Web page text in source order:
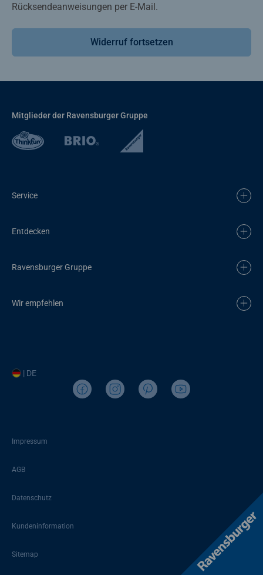
Rücksendeanweisungen per E-Mail.
Widerruf fortsetzen
Mitglieder der Ravensburger Gruppe
Service
Entdecken
Ravensburger Gruppe
Wir empfehlen
| DE
Impressum
AGB
Datenschutz
Kundeninformation
Sitemap